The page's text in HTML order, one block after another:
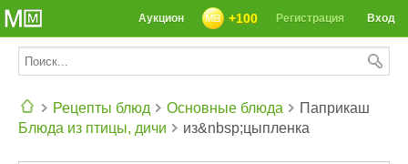
Вход
Регистрация
+100
Аукцион
Рецепты блюд
Основные блюда
Блюда из птицы, дичи
Паприкаш
из&nbsp;цыпленка